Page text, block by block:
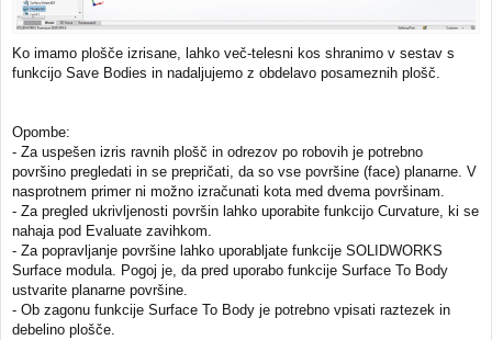
Ko imamo plošče izrisane, lahko več-telesni kos shranimo v sestav s
funkcijo Save Bodies in nadaljujemo z obdelavo posameznih plošč.
Opombe:
- Za uspešen izris ravnih plošč in odrezov po robovih je potrebno
površino pregledati in se prepričati, da so vse površine (face) planarne. V
nasprotnem primer ni možno izračunati kota med dvema površinam.
- Za pregled ukrivljenosti površin lahko uporabite funkcijo Curvature, ki se
nahaja pod Evaluate zavihkom.
- Za popravljanje površine lahko uporabljate funkcije SOLIDWORKS
Surface modula. Pogoj je, da pred uporabo funkcije Surface To Body
ustvarite planarne površine.
- Ob zagonu funkcije Surface To Body je potrebno vpisati raztezek in
debelino plošče.